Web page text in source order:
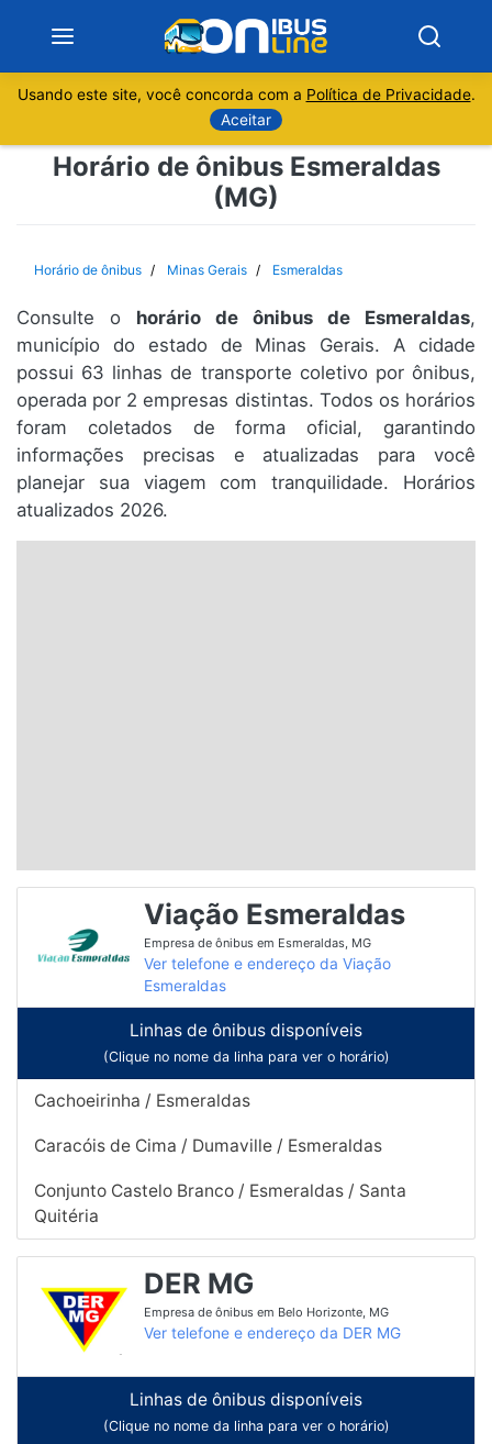
Sobre
Rio de Janeiro
Espírito Santo
Paraná
Santa Catarina
Usando este site, você concorda com a Política de Privacidade.
Aceitar
Horário de ônibus Esmeraldas
(MG)
Horário de ônibus Minas Gerais Esmeraldas
Consulte o horário de ônibus de Esmeraldas,
município do estado de Minas Gerais. A cidade
possui 63 linhas de transporte coletivo por ônibus,
operada por 2 empresas distintas. Todos os horários
foram coletados de forma oficial, garantindo
informações precisas e atualizadas para você
planejar sua viagem com tranquilidade. Horários
atualizados 2026.
Viação Esmeraldas
Empresa de ônibus em Esmeraldas, MG
Ver telefone e endereço da Viação
Esmeraldas
Linhas de ônibus disponíveis
(Clique no nome da linha para ver o horário)
Cachoeirinha / Esmeraldas
Caracóis de Cima / Dumaville / Esmeraldas
Conjunto Castelo Branco / Esmeraldas / Santa
Quitéria
DER MG
Empresa de ônibus em Belo Horizonte, MG
Ver telefone e endereço da DER MG
Linhas de ônibus disponíveis
(Clique no nome da linha para ver o horário)